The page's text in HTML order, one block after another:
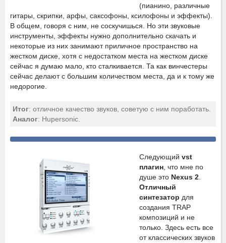
(пианино, различные
гитары, скрипки, арфы, саксофоны, ксилофоны и эффекты).
В общем, говоря с ним, не соскучишься. Но эти звуковые
инструменты, эффекты нужно дополнительно скачать и
некоторые из них занимают приличное пространство на
жестком диске, хотя с недостатком места на жестком диске
сейчас я думаю мало, кто сталкивается. Та как винчестеры
сейчас делают с большим количеством места, да и к тому же
недорогие.
Итог: отличное качество звуков, советую с ним поработать.
Аналог: Hupersonic.
Следующий vst
плагин , что мне по
душе это Nexus 2
Отличный
синтезатор для
создания TRAP
композиций и не
только. Здесь есть все
от классических звуков